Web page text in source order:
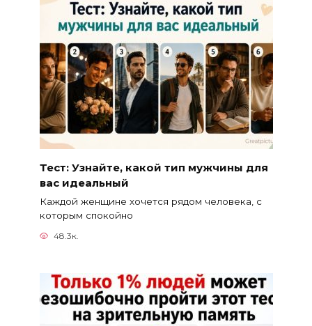
Тест: Узнайте, какой тип мужчины для
вас идеальный
Каждой женщине хочется рядом человека, с
которым спокойно
48.3к.